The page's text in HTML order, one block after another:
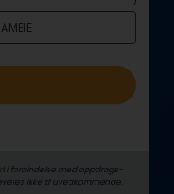
i forbindelse med oppdrags­
ikke til uvedkommende.